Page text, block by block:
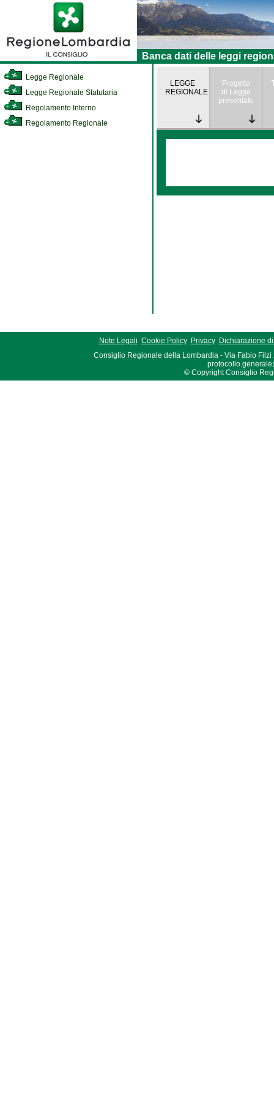
Banca dati delle leggi
Legge Regionale
Legge Regionale Statutaria
Regolamento Interno
Regolamento Regionale
LEGGE
REGIONALE
Progetto
di Legge
presentato
Note Legali Cookie Policy Privacy
Dichiarazione
Consiglio Regionale della Lombardia - Via Fabio Filzi
© Copyright Consiglio